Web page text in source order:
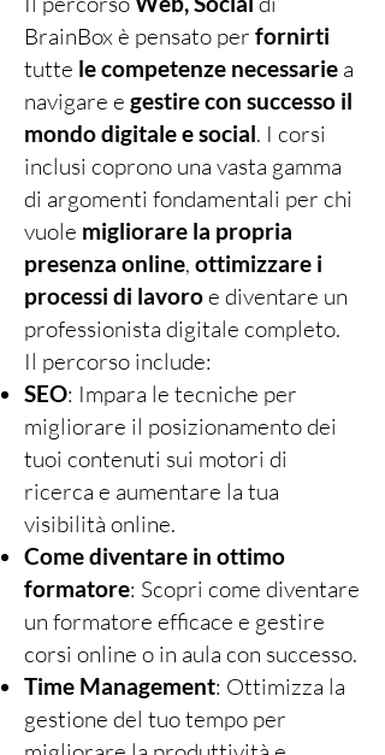
BrainBox è pensato per fornirti
tutte le competenze necessarie a
navigare e gestire con successo il
mondo digitale e social. I corsi
inclusi coprono una vasta gamma
di argomenti fondamentali per chi
vuole migliorare la propria
presenza online, ottimizzare i
processi di lavoroe diventare un
professionista digitale completo.
Il percorso include:
SEO: Impara le tecniche per
migliorare il posizionamento dei
tuoi contenuti sui motori di
ricerca e aumentare la tua
visibilità online.
Come diventare in ottimo
formatore: Scopri come diventare
un formatore efficace e gestire
corsi online o in aula con successo.
Time Management: Ottimizza la
gestione del tuo tempo per